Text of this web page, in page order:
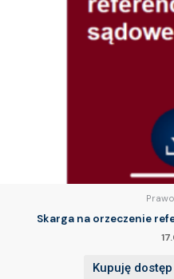
Skarga na orzeczenie
Kupuję